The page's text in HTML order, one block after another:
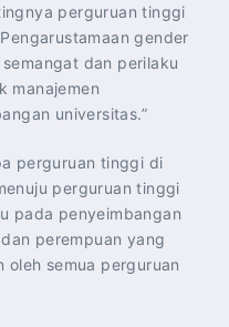
perguruan tinggi
gender
dan perilaku
manajemen
universitas.”
perguruan tinggi di
perguruan tinggi
pada penyeimbangan
perempuan yang
semua perguruan